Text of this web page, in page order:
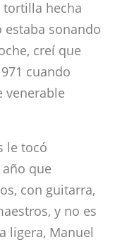
hecha
sonando
creí que
cuando
venerable
le tocó
que
con guitarra,
y no es
ligera, Manuel